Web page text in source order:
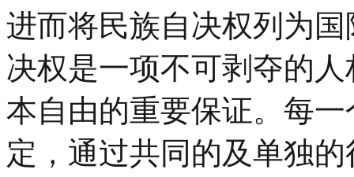
进而将民族自决权列为
决权是一项不可剥夺的
本自由的重要保证。每
定，通过共同的及单独